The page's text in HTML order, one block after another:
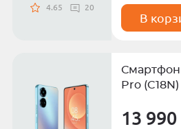
4.65 20
В
Смартфон
Pro
13